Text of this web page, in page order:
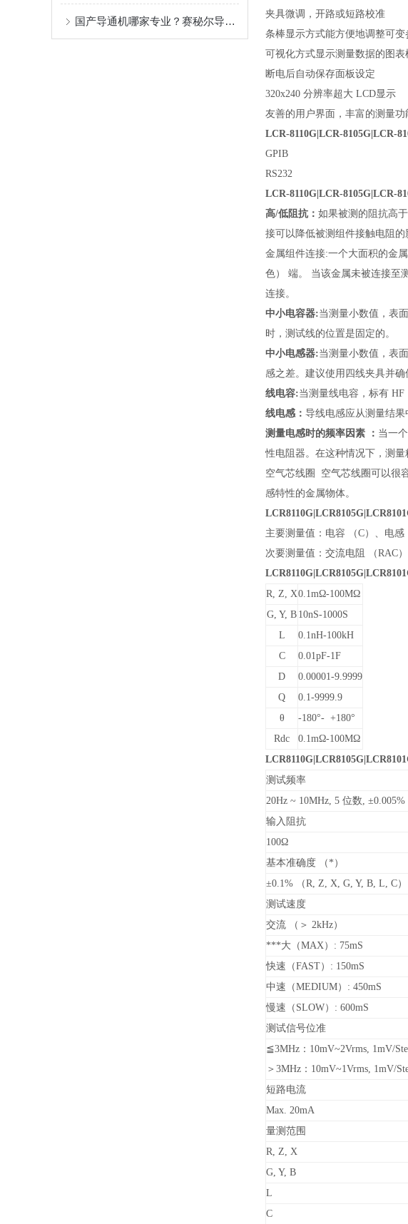
国产导通机哪家专业？赛秘尔导通机全品类覆盖与性能深度解析
夹具微调，开路或短路校准
条棒显示方式能方便地调整可变
可视化方式显示测量数据的图表
断电后自动保存面板设定
320x240 分辨率超大 LCD显示
友善的用户界面，丰富的测量功
LCR-8110G|LCR-8105G|LCR-
GPIB
RS232
LCR-8110G|LCR-8105G|LCR-
高/低阻抗： 如果被测的阻抗高
接可以降低被测组件接触电阻的
金属组件连接:一个大面积的金
色） 端。 当该金属未被连接至
连接。
中小电容器:当测量小数值，表
时，测试线的位置是固定的。
中小电感器:当测量小数值，表
感之差。建议使用四线夹具并确
线电容:当测量线电容，标有 HF
线电感： 导线电感应从测量结果
测量电感时的频率因素 ： 当一
性电阻器。在这种情况下，测量
空气芯线圈 空气芯线圈可以很
感特性的金属物体。
主要测量值：电容 （C）、电
次要测量值：交流电阻 （RAC
R, Z, X0.1mΩ-100MΩ
G, Y, B 10nS-1000S
L
0.1nH-100kH
C
0.01pF-1F
D
0.00001-9.9999
Q
0.1-9999.9
θ
-180°- +180°
Rdc
0.1mΩ-100MΩ
测试频率
20Hz ~ 10MHz, 5 位数, ±0.005%
输入阻抗
100Ω
基本准确度 （*）
±0.1% （R, Z, X, G, Y, B, L, C）
测试速度
交流 （＞ 2kHz）
***大（MAX）: 75mS
快速（FAST）: 150mS
中速（MEDIUM）: 450mS
慢速（SLOW）: 600mS
测试信号位准
≦3MHz：10mV~2Vrms, 1mV/
＞3MHz：10mV~1Vrms, 1mV/
短路电流
Max. 20mA
量测范围
R, Z, X
G, Y, B
L
C